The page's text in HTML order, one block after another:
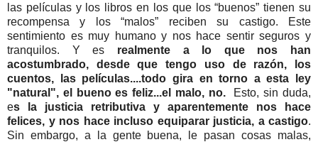
las películas y los libros en los que los “buenos” tienen su
recompensa y los “malos” reciben su castigo. Este
sentimiento es muy humano y nos hace sentir seguros y
tranquilos. Y es realmente a lo que nos han
acostumbrado, desde que tengo uso de razón, los
cuentos, las películas....todo gira en torno a esta ley
"natural", el bueno es feliz...el malo, no.
Esto, sin duda,
es la justicia retributiva y aparentemente nos hace
felices, y nos hace incluso equiparar justicia, a castigo.
Sin embargo, a la gente buena, le pasan cosas malas,